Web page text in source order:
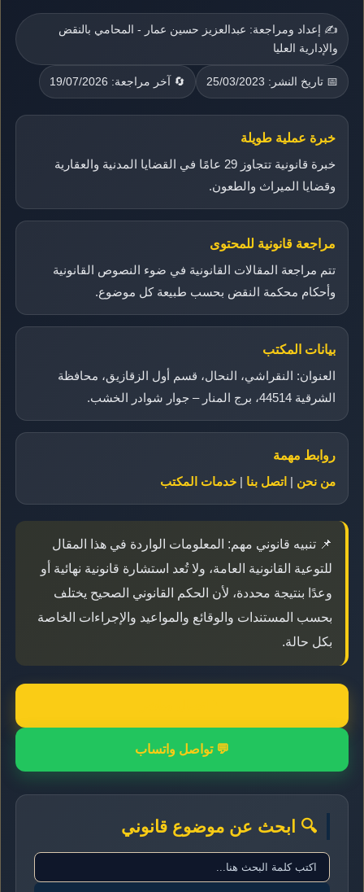
✍️ إعداد ومراجعة: عبدالعزيز حسين عمار - المحامي بالنقض
والإدارية العليا
📅 تاريخ النشر: 25/03/2023 🔄 آخر مراجعة: 19/07/2026
خبرة عملية طويلة
خبرة قانونية تتجاوز 29 عامًا في القضايا المدنية والعقارية
وقضايا الميراث والطعون.
مراجعة قانونية للمحتوى
تتم مراجعة المقالات القانونية في ضوء النصوص القانونية
وأحكام محكمة النقض بحسب طبيعة كل موضوع.
بيانات المكتب
العنوان: النقراشي، النحال، قسم أول الزقازيق، محافظة
الشرقية 44514، برج المنار – جوار شوادر الخشب.
روابط مهمة
من نحن | اتصل بنا | خدمات المكتب
📌 تنبيه قانوني مهم: المعلومات الواردة في هذا المقال
للتوعية القانونية العامة، ولا تُعد استشارة قانونية نهائية أو
وعدًا بنتيجة محددة، لأن الحكم القانوني الصحيح يختلف
بحسب المستندات والوقائع والمواعيد والإجراءات الخاصة
بكل حالة.
💬 تواصل واتساب
🔍 ابحث عن موضوع قانوني